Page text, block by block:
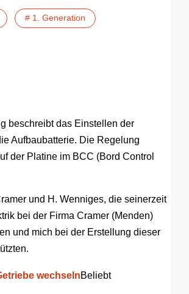
# 1. Generation
beschreibt das Einstellen der
Aufbaubatterie. Die Regelung
der Platine im BCC (Bord Control
und H. Wenniges, die seinerzeit
bei der Firma Cramer (Menden)
und mich bei der Erstellung dieser
wechselnBeliebt